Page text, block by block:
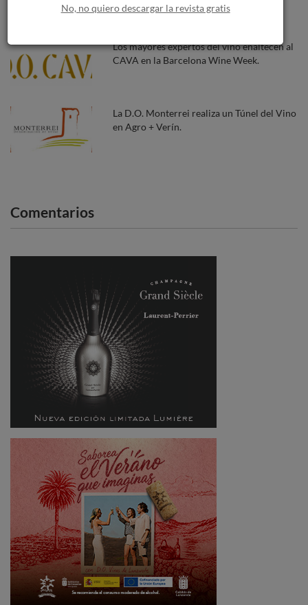
a Burdeos.
Los mayores expertos del vino enaltecen al
CAVA en la Barcelona Wine Week.
La D.O. Monterrei realiza un Túnel del Vino
en Agro + Verín.
Comentarios
No, no quiero descargar la revista gratis